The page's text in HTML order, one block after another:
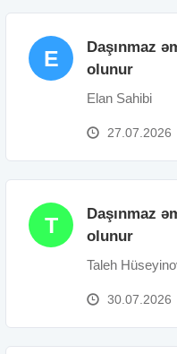
E
Daşınmaz
olunur
Elan Sahibi
27.07.2026
T
Daşınmaz
olunur
Taleh
30.07.2026